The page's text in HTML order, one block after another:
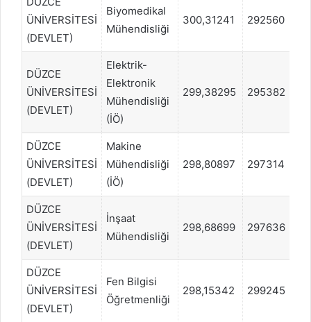
ÜNİVERSİTESİ
(DEVLET)
Biyomedikal
Mühendisliği
300,31241 292560
DÜZCE
ÜNİVERSİTESİ
(DEVLET)
Elektrik-
Elektronik
Mühendisliği
(İÖ)
299,38295 295382
DÜZCE
ÜNİVERSİTESİ
(DEVLET)
Makine
Mühendisliği
(İÖ)
298,80897 297314
DÜZCE
ÜNİVERSİTESİ
(DEVLET)
İnşaat
Mühendisliği
298,68699 297636
DÜZCE
ÜNİVERSİTESİ
(DEVLET)
Fen Bilgisi
Öğretmenliği
298,15342 299245